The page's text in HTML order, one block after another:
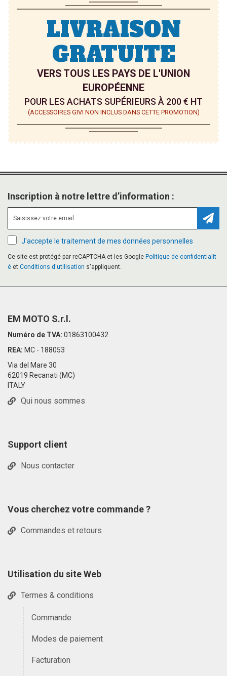
LIVRAISON
GRATUITE
VERS TOUS LES PAYS DE L'UNION
EUROPÉENNE
POUR LES ACHATS SUPÉRIEURS À 200 € HT
(ACCESSOIRES GIVI NON INCLUS DANS CETTE PROMOTION)
Inscription à notre lettre d’information :
J'accepte le traitement de mes données personnelles
Ce site est protégé par reCAPTCHA et les Google Politique de confidentialit
é et Conditions d'utilisation s'appliquent.
EM MOTO S.r.l.
Numéro de TVA: 01863100432
REA: MC - 188053
Via del Mare 30
62019 Recanati (MC)
ITALY
Qui nous sommes
Support client
Nous contacter
Vous cherchez votre commande ?
Commandes et retours
Utilisation du site Web
Termes & conditions
Commande
Modes de paiement
Facturation